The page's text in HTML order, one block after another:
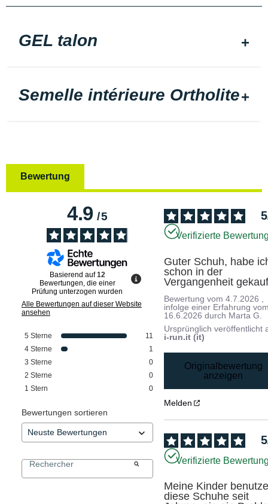
GEL talon
Semelle intérieure Ortholite
Bewertung
4.9/5
Basierend auf12
Bewertungen, die einer
Prüfung unterzogen wurden
Alle Bewertungen auf dieser Website
ansehen
5 Sterne
11
4 Sterne
1
3 Sterne
0
2 Sterne
0
1 Stern 0
Bewertungen sortieren
5
Verifizierte
Guter Schuh, habe
schon in der
Vergangenheit
Bewertung vom4.7.2026
infolge einer Erfahrung
16.6.2026 durch Marta G.
Ursprünglich veröffentlicht
i-run.it (it)
Originalbewertung
anzeigen
Melden
5
Verifizierte
Meine Kinder
diese Schuhe seit